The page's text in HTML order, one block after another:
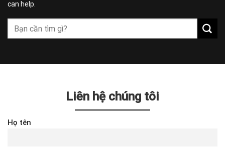
can help.
Liên hệ chúng tôi
Họ tên